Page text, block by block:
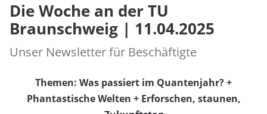
Die Woche an der TU
Braunschweig | 11.04.2025
Unser Newsletter für Beschäftigte
Themen: Was passiert im Quantenjahr? +
Phantastische Welten + Erforschen, staunen,